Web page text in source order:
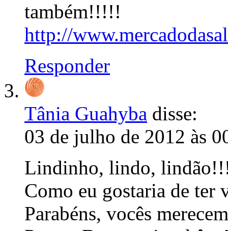
também!!!!!
http://
Responder
Tânia Guahyba disse:
03 de julho de 2012 às
Lindinho, lindo,
Como eu gostaria de ter
Parabéns, vocês